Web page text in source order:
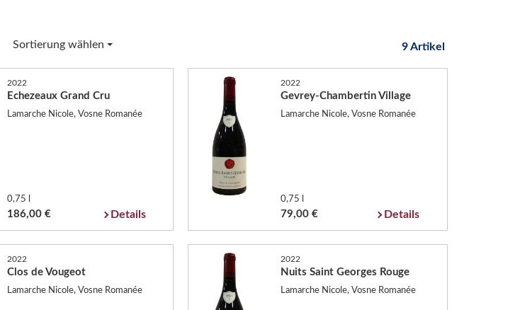
Sortierung wählen 9 Artikel
2022
Echezeaux Grand Cru
Lamarche Nicole, Vosne Romanée
0,75 l
186,00 € Details
2022
Gevrey-Chambertin Village
Lamarche Nicole, Vosne Romanée
0,75 l
79,00 € Details
2022
Clos de Vougeot
Lamarche Nicole, Vosne Romanée
2022
Nuits Saint Georges Rouge
Lamarche Nicole, Vosne Romanée